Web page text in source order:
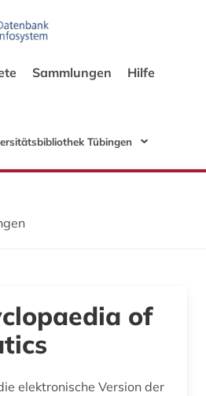
Sammlungen Hilfe
Tübingen
of
elektronische Version der